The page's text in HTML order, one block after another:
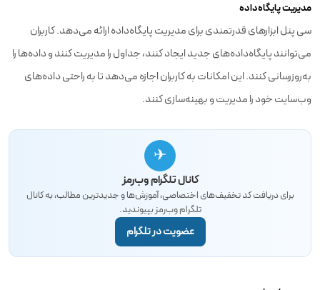
مدیریت پایگاه‌داده
سی پنل ابزارهای قدرتمندی برای مدیریت پایگاه‌داده ارائه می‌دهد. کاربران
می‌توانند پایگاه‌داده‌های جدید ایجاد کنند، جداول را مدیریت کنند و داده‌ها را
به‌روزرسانی کنند. این امکانات به کاربران اجازه می‌دهد تا به راحتی داده‌های
وب‌سایت خود را مدیریت و بهینه‌سازی کنند.
✈
کانال تلگرام وب‌رمز
برای دریافت کد تخفیف‌های اختصاصی، آموزش‌ها و جدیدترین مطالب، به کانال
تلگرام وب‌رمز بپیوندید.
عضویت در تلگرام